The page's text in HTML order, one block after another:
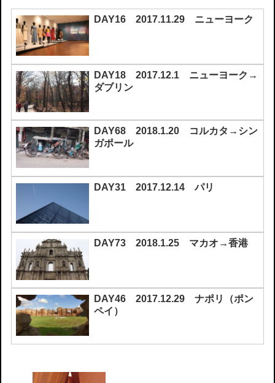
DAY16 2017.11.29 ニューヨーク
DAY18 2017.12.1 ニューヨーク→
ダブリン
DAY68 2018.1.20 コルカタ→シン
ガポール
DAY31 2017.12.14 パリ
DAY73 2018.1.25 マカオ→香港
DAY46 2017.12.29 ナポリ（ポン
ペイ）